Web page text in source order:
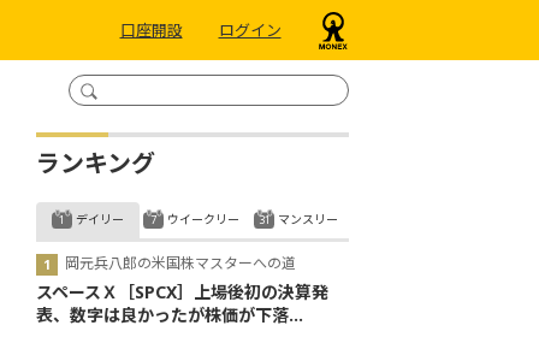
口座開設 ログイン
ランキング
デイリー
岡元兵八郎の米国株マスターへの道
スペースＸ［SPCX］上場後初の決算発
表、数字は良かったが株価が下落...
ウイークリー マンスリー